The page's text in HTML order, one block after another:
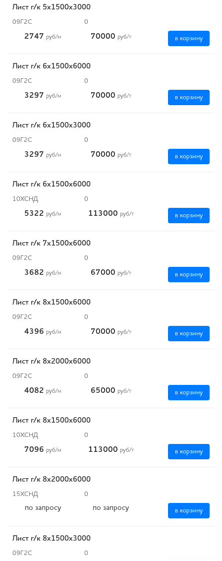
Лист г/к 5х1500х3000
09Г2С 0
2747 руб/м 70000 руб/т в корзину
Лист г/к 6х1500х6000
09Г2С 0
3297 руб/м 70000 руб/т в корзину
Лист г/к 6х1500х3000
09Г2С 0
3297 руб/м 70000 руб/т в корзину
Лист г/к 6х1500х6000
10ХСНД 0
5322 руб/м 113000 руб/т в корзину
Лист г/к 7х1500х6000
09Г2С 0
3682 руб/м 67000 руб/т в корзину
Лист г/к 8х1500х6000
09Г2С 0
4396 руб/м 70000 руб/т в корзину
Лист г/к 8х2000х6000
09Г2С 0
4082 руб/м 65000 руб/т в корзину
Лист г/к 8х1500х6000
10ХСНД 0
7096 руб/м 113000 руб/т в корзину
Лист г/к 8х2000х6000
15ХСНД 0
по запросу по запросу в корзину
Лист г/к 8х1500х3000
09Г2С 0